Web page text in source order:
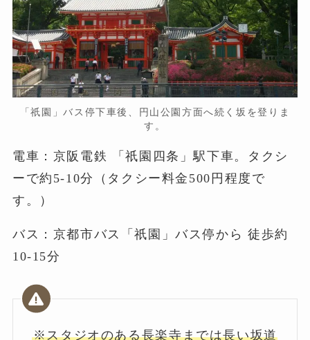
「祇園」バス停下車後、円山公園方面へ続く坂を登りま
す。
電車：京阪電鉄 「祇園四条」駅下車。タクシ
ーで約5-10分（タクシー料金500円程度で
す。）
バス：京都市バス「祇園」バス停から 徒歩約
10-15分
※スタジオのある長楽寺までは長い坂道